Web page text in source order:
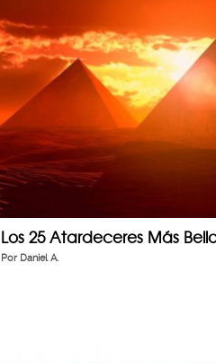
Los 25 Atardeceres Más
Por Daniel A.